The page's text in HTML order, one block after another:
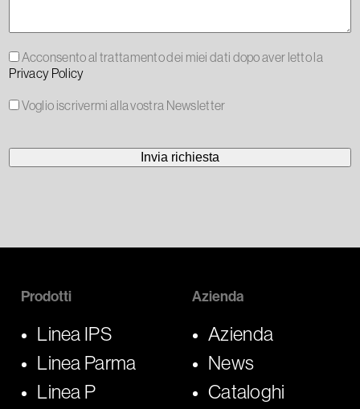
Acconsento al trattamento dei miei dati dopo aver letto la
Privacy Policy
Voglio iscrivermi alla vostra Newsletter
Prodotti
Linea IPS
Linea Parma
Linea P
Azienda
Azienda
News
Cataloghi